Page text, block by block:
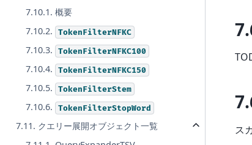
7.10.1. 概要
7.10.2.
TokenFilterNFKC
7.10.3. TokenFilterNFKC100
7.10.4. TokenFilterNFKC150
7.10.5. TokenFilterStem
7.10.6. TokenFilterStopWord
7.11. クエリー展開オブジェクト一覧
ス